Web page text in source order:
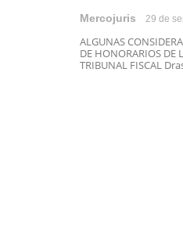
Mercojuris 29 de
ALGUNAS
DE HONORARIOS DE
TRIBUNAL FISCAL